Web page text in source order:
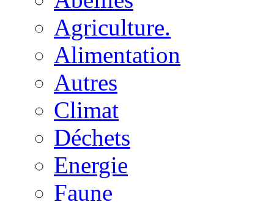
Agriculture.
Alimentation
Autres
Climat
Déchets
Energie
Faune